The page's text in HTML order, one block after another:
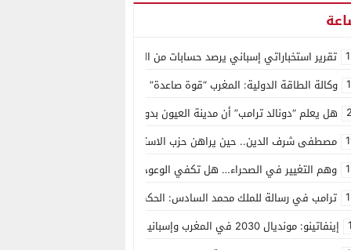
تقرير استخباراتي إسباني يرصد حسابات من الجزائر وأرقاما بـ”213+” ضمن حملة رقمية منظمة حرّضت على اقتحام سبتة
وكالة الطاقة الدولية: المغرب “قوة صاعدة” في سوق المعادن الاستراتيجية
هل يعلم “دونالد ترامب” أن مدينة العيون بدون ماء؟
مصطفى شرف الدين.. حين يراهن حزب الاستقلال على الكفاءة ويمنح الشباب
وهم التغيير في الصحراء… هل تكفي الوعود الفارغة لصناعة الواقع؟
ترامب في رسالة للملك محمد السادس: الحكم الذاتي هو الأساس الوحيد لحل
إينفاتينو: مونديال 2030 في المغرب وإسبانيا والبرتغال سيكون “الأجمل في التاريخ”